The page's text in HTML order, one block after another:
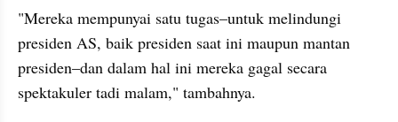
"Mereka mempunyai satu tugas–untuk melindungi
presiden AS, baik presiden saat ini maupun mantan
presiden–dan dalam hal ini mereka gagal secara
spektakuler tadi malam," tambahnya.